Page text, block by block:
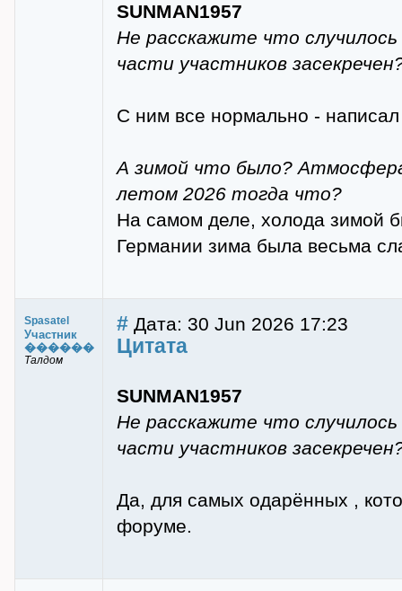
SUNMAN1957
Не расскажите что
части участников
С ним все нормально -
А зимой что было?
летом 2026 тогда что?
На самом деле, холода зимой
Германии зима была весьма
Spasatel
Участник
������
Талдом
# Дата: 30 Jun 2026 17:23
Цитата
SUNMAN1957
Не расскажите что
части участников
Да, для самых одарённых ,
форуме.